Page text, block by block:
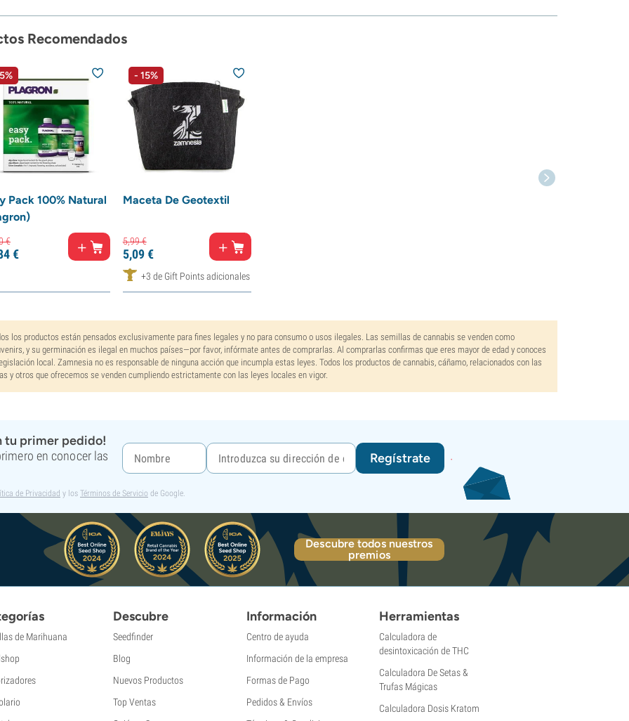
Recomendados
Pack 100% Natural
€
€
- 15%
Maceta De Geotextil
5,99€
5,09€
+3 de Gift Points adicionales
los productos están pensados exclusivamente para fines legales y no para consumo o usos ilegales. Las semillas de cannabis se venden como
y su germinación es ilegal en muchos países—por favor, infórmate antes de comprarlas. Al comprarlas confirmas que eres mayor de edad y conoces
local. Zamnesia no es responsable de ninguna acción que incumpla estas leyes. Todos los productos de cannabis, cáñamo, relacionados con las
y otros que ofrecemos se venden cumpliendo estrictamente con las leyes locales en vigor.
tu primer pedido!
en conocer las
Regístrate
de Privacidad y los Términos de Servicio de Google.
Descubre todos nuestros
premios
de Marihuana
Descubre
Seedfinder
Blog
Nuevos Productos
Top Ventas
Información
Centro de ayuda
Información de la empresa
Formas de Pago
Pedidos & Envíos
Herramientas
Calculadora de
desintoxicación de THC
Calculadora De Setas &
Trufas Mágicas
Calculadora Dosis Kratom